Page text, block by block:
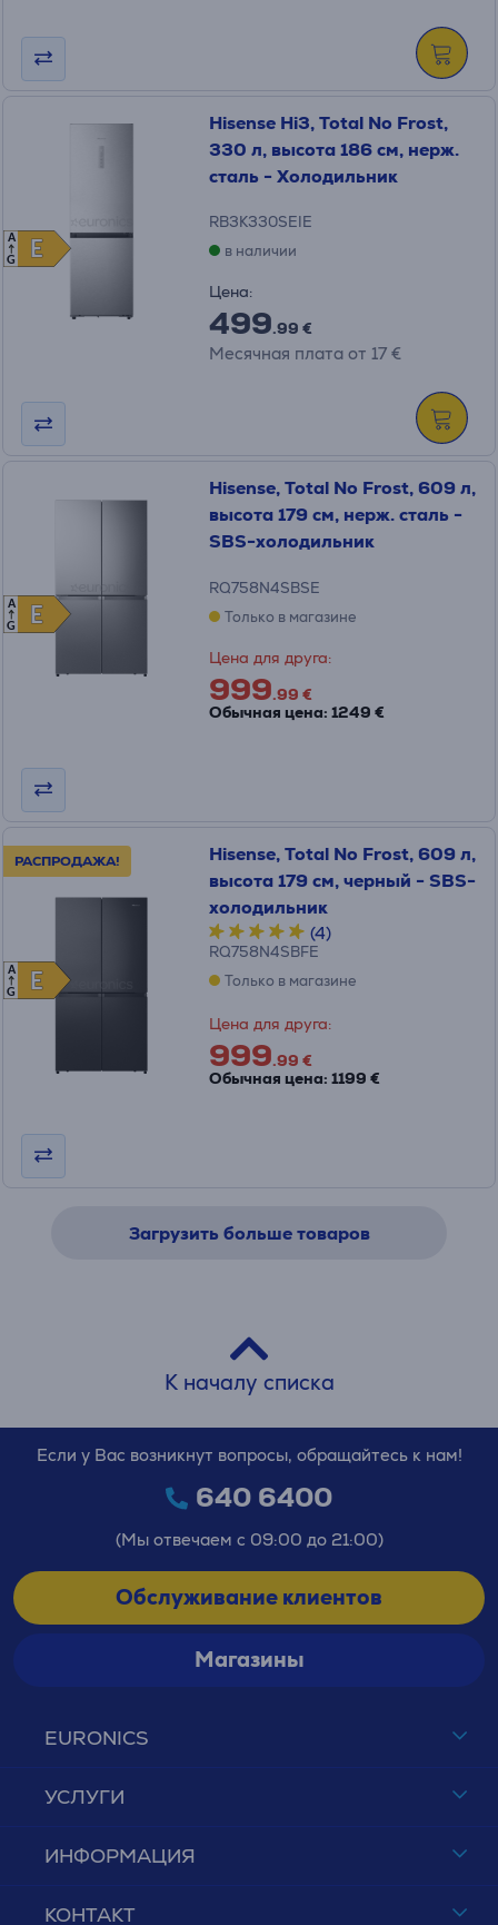
E
E
A
G
Hisense Hi3, Total No Frost,
330 л, высота 186 см, нерж.
сталь - Холодильник
RB3K330SEIE
в наличии
Цена:
499.99 €
Месячная плата от 17 €
E
E
A
G
Hisense, Total No Frost, 609 л,
высота 179 см, нерж. сталь -
SBS-холодильник
RQ758N4SBSE
Только в магазине
Цена для друга:
999.99 €
Обычная цена: 1249 €
РАСПРОДАЖА!
E
E
A
G
Hisense, Total No Frost, 609 л,
высота 179 см, черный - SBS-
холодильник
(4)
RQ758N4SBFE
Только в магазине
Цена для друга:
999.99 €
Обычная цена: 1199 €
Загрузить больше товаров
К началу списка
EURONICS
УСЛУГИ
ИНФОРМАЦИЯ
КОНТАКТ
Если у Вас возникнут вопросы, обращайтесь к нам!
640 6400
(Мы отвечаем с 09:00 до 21:00)
Обслуживание клиентов
Магазины